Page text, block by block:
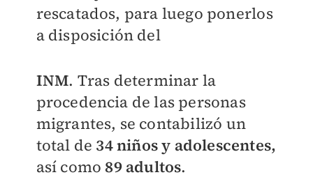
rescatados, para luego ponerlos
a disposición del
INM. Tras determinar la
procedencia de las personas
migrantes, se contabilizó un
total de 34 niñosy adolescentes,
así como 89 adultos.